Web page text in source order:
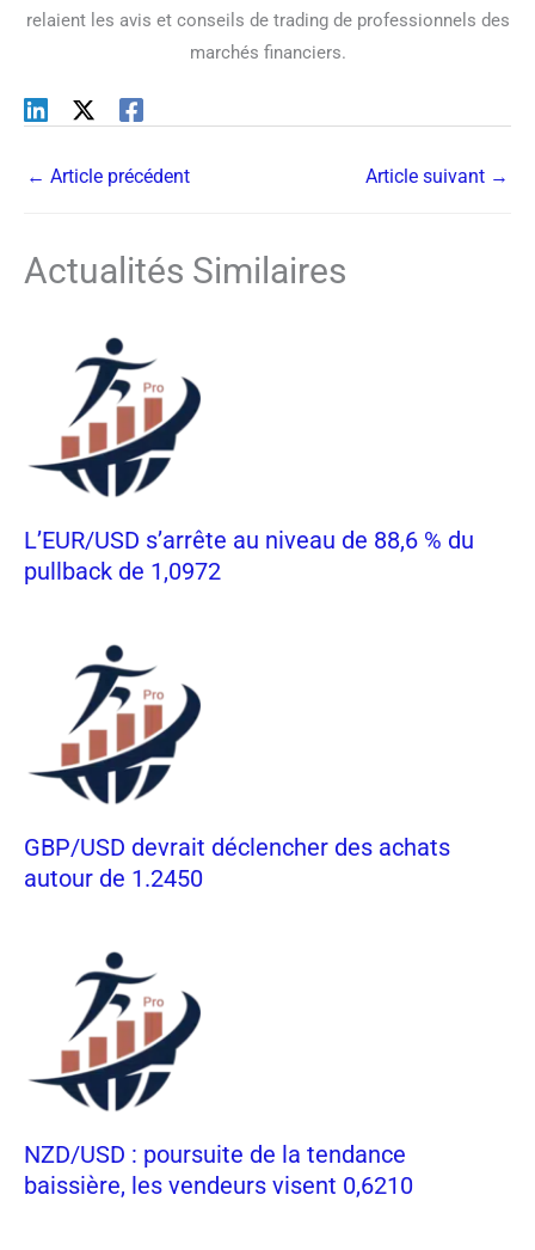
relaient les avis et conseils de trading de professionnels des
marchés financiers.
← Article précédent Article suivant →
Actualités Similaires
L’EUR/USD s’arrête au niveau de 88,6 % du
pullback de 1,0972
GBP/USD devrait déclencher des achats
autour de 1.2450
NZD/USD : poursuite de la tendance
baissière, les vendeurs visent 0,6210